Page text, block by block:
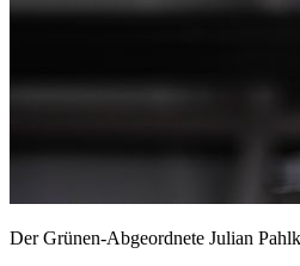
Der Grünen-Abgeordnete Julian